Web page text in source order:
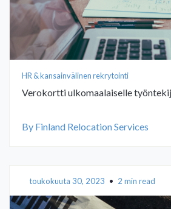
HR & kansainvälinen rekrytointi
Verokortti ulkomaalaiselle
By Finland Relocation Services
toukokuuta 30, 2023 • 2 min read